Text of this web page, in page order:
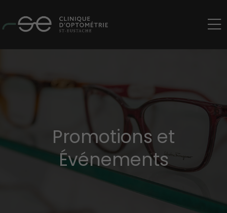
Promotions et
Événements